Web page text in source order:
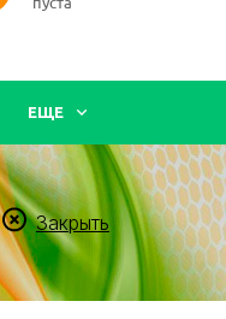
ЕЩЕ
Закрыть